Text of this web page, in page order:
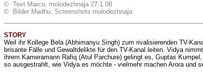
© Text Marco, molodezhnaja 27.1.08
© Bilder Madhu, Screenshots molodezhnaja
STORY
Weil ihr Kollege Bela (Abhimanyu Singh) zum rivalisierenden TV-
brisante Fälle und Gewaltdelikte für den TV-Kanal leiten. Vidya
ihrem Kameramann Rafiq (Atul Parchure) gelingt es, Guptas
so ausgestrahlt, wie Vidya es möchte - vielmehr machen Arora und